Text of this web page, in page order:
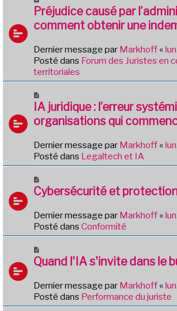
s
a
e
o
u
v
a
u
m
s
a
e
Préjudice causé par
comment obtenir une
Dernier message par Markhoff«
Posté dans Forum des Juristes en
territoriales
o
u
v
a
u
s
a
g
e
IA juridique : l’erreur
organisations qui
Dernier message par Markhoff«
Posté dans Legaltech et IA
o
u
v
e
a
m
e
s
a
Cybersécurité et
Dernier message par Markhoff«
Posté dans Conformité
o
u
v
e
a
Quand l'IA s'invite dans le
Dernier message par Markhoff«
Posté dans Performance du juriste